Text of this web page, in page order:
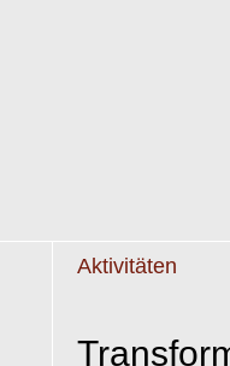
Aktivitäten